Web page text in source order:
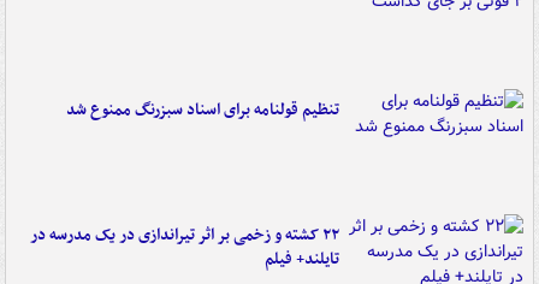
تنظیم قولنامه برای اسناد سبزرنگ ممنوع شد
۲۲ کشته و زخمی بر اثر تیراندازی در یک مدرسه در
تایلند+ فیلم